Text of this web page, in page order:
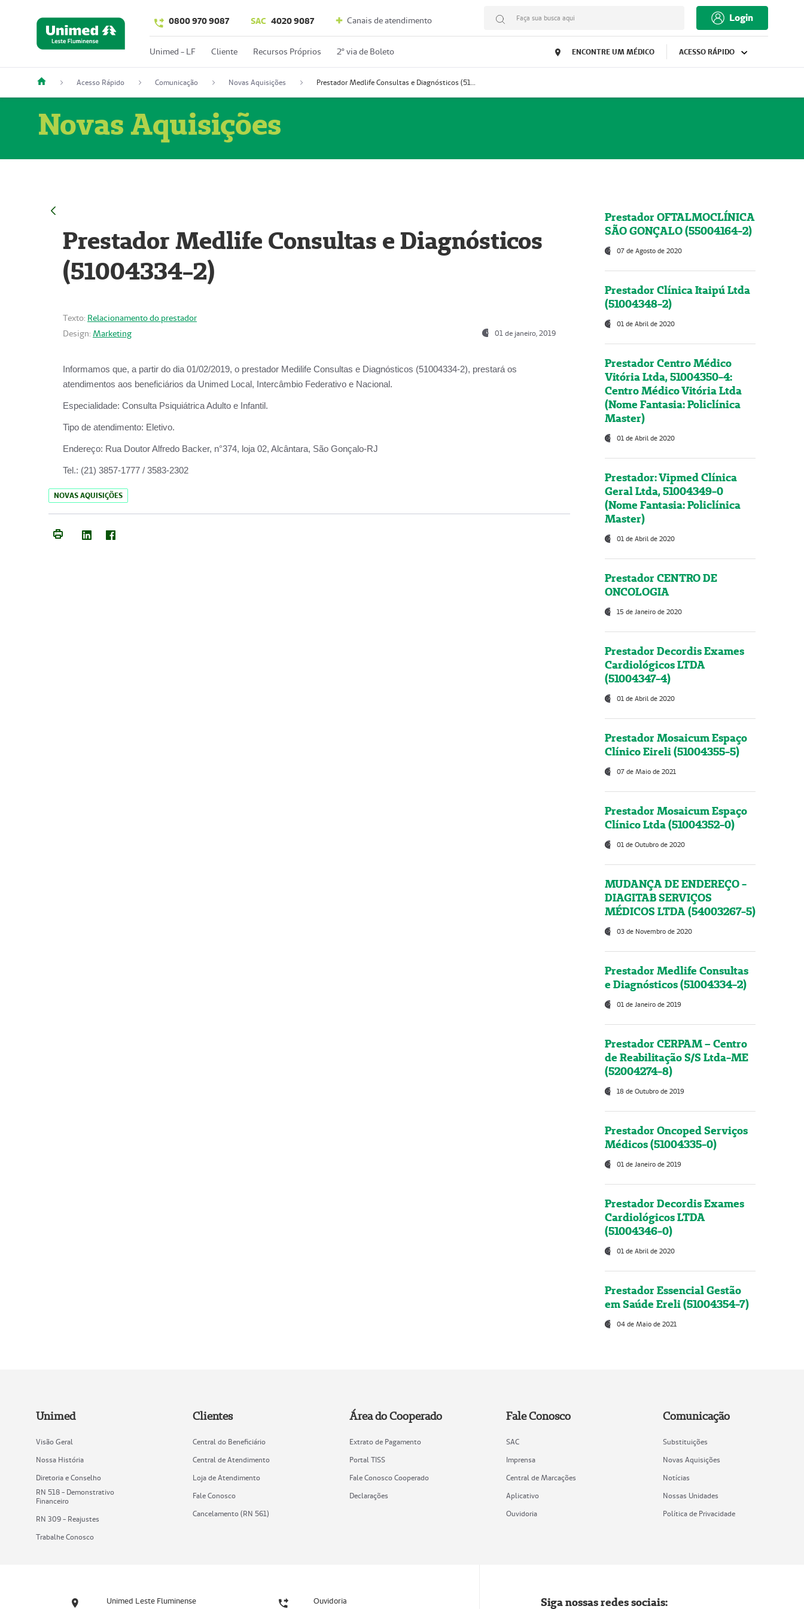
0800 970 9087 SAC 4020 9087 Canais de atendimento Faça sua busca aqui Login
Unimed - LF Cliente Recursos Próprios 2º via de Boleto ENCONTRE UM MÉDICO ACESSO RÁPIDO
Acesso Rápido Comunicação Novas Aquisições Prestador Medlife Consultas e Diagnósticos (51004334-2)
Novas Aquisições
Prestador Medlife Consultas e Diagnósticos
(51004334-2)
Texto: Relacionamento do prestador
Design: Marketing 01 de janeiro, 2019
Informamos que, a partir do dia 01/02/2019, o prestador Medilife Consultas e Diagnósticos (51004334-2), prestará os
atendimentos aos beneficiários da Unimed Local, Intercâmbio Federativo e Nacional.
Especialidade: Consulta Psiquiátrica Adulto e Infantil.
Tipo de atendimento: Eletivo.
Endereço: Rua Doutor Alfredo Backer, n°374, loja 02, Alcântara, São Gonçalo-RJ
Tel.: (21) 3857-1777 / 3583-2302
NOVAS AQUISIÇÕES
Prestador OFTALMOCLÍNICA
SÃO GONÇALO (55004164-2)
07 de Agosto de 2020
Prestador Clínica Itaipú Ltda
(51004348-2)
01 de Abril de 2020
Prestador Centro Médico
Vitória Ltda, 51004350-4:
Centro Médico Vitória Ltda
(Nome Fantasia: Policlínica
Master)
01 de Abril de 2020
Prestador: Vipmed Clínica
Geral Ltda, 51004349-0
(Nome Fantasia: Policlínica
Master)
01 de Abril de 2020
Prestador CENTRO DE
ONCOLOGIA
15 de Janeiro de 2020
Prestador Decordis Exames
Cardiológicos LTDA
(51004347-4)
01 de Abril de 2020
Prestador Mosaicum Espaço
Clínico Eireli (51004355-5)
07 de Maio de 2021
Prestador Mosaicum Espaço
Clínico Ltda (51004352-0)
01 de Outubro de 2020
MUDANÇA DE ENDEREÇO -
DIAGITAB SERVIÇOS
MÉDICOS LTDA (54003267-5)
03 de Novembro de 2020
Prestador Medlife Consultas
e Diagnósticos (51004334-2)
01 de Janeiro de 2019
Prestador CERPAM – Centro
de Reabilitação S/S Ltda-ME
(52004274-8)
18 de Outubro de 2019
Prestador Oncoped Serviços
Médicos (51004335-0)
01 de Janeiro de 2019
Prestador Decordis Exames
Cardiológicos LTDA
(51004346-0)
01 de Abril de 2020
Prestador Essencial Gestão
em Saúde Ereli (51004354-7)
04 de Maio de 2021
Unimed
Visão Geral
Nossa História
Diretoria e Conselho
RN 518 - Demonstrativo
Financeiro
RN 309 - Reajustes
Trabalhe Conosco
Clientes
Central do Beneficiário
Central de Atendimento
Loja de Atendimento
Fale Conosco
Cancelamento (RN 561)
Área do Cooperado
Extrato de Pagamento
Portal TISS
Fale Conosco Cooperado
Declarações
Fale Conosco
SAC
Imprensa
Central de Marcações
Aplicativo
Ouvidoria
Comunicação
Substituições
Novas Aquisições
Notícias
Nossas Unidades
Política de Privacidade
Unimed Leste Fluminense Ouvidoria Siga nossas redes sociais: